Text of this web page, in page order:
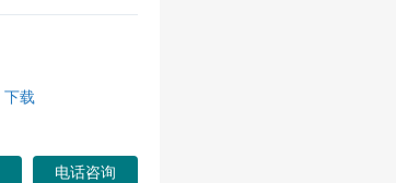
下载
电话咨询